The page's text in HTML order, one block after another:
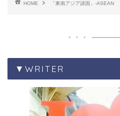
HOME 「東南アジア諸国」-ASEAN
▼WRITER